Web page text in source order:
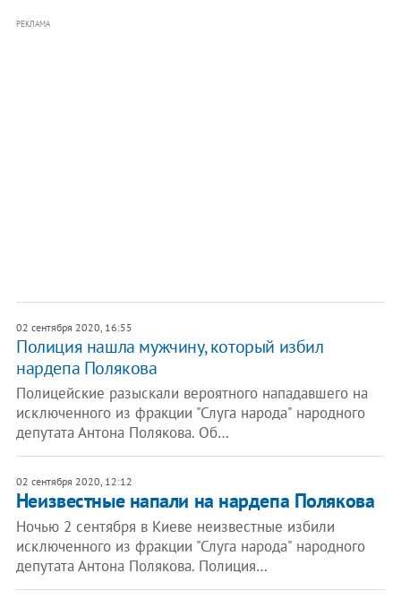
РЕКЛАМА
02 сентября 2020, 16:55
Полиция нашла мужчину, который избил
нардепа Полякова
Полицейские разыскали вероятного нападавшего на
исключенного из фракции "Слуга народа" народного
депутата Антона Полякова. Об…
02 сентября 2020, 12:12
Неизвестные напали на нардепа Полякова
Ночью 2 сентября в Киеве неизвестные избили
исключенного из фракции "Слуга народа" народного
депутата Антона Полякова. Полиция…